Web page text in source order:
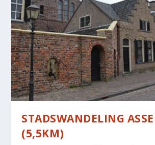
STADSWANDELING
(5,5KM)